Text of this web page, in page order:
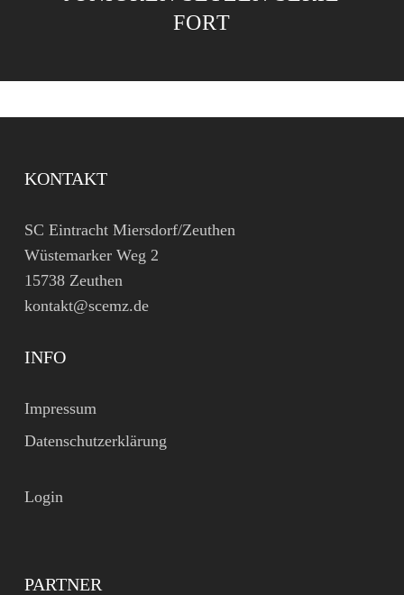
FORT
KONTAKT
SC Eintracht Miersdorf/Zeuthen
Wüstemarker Weg 2
15738 Zeuthen
kontakt@scemz.de
INFO
Impressum
Datenschutzerklärung
Login
PARTNER